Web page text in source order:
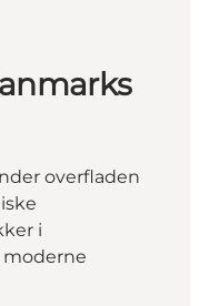
overfladen
i
moderne